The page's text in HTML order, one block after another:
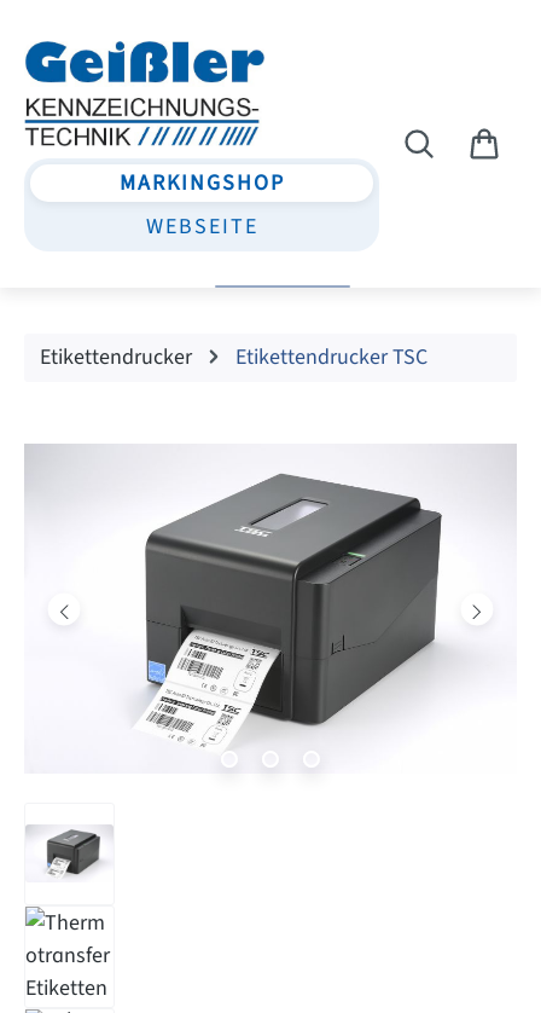
MARKINGSHOP
WEBSEITE
Etikettendrucker Etikettendrucker TSC
Bildergalerie überspringen